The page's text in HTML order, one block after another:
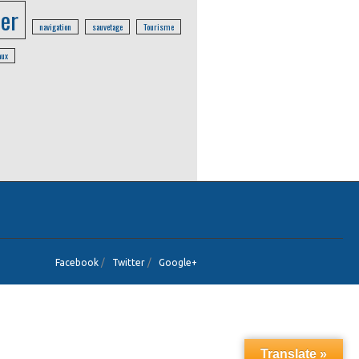
navigation sauvetage Tourisme
Facebook / Twitter / Google+
Translate »